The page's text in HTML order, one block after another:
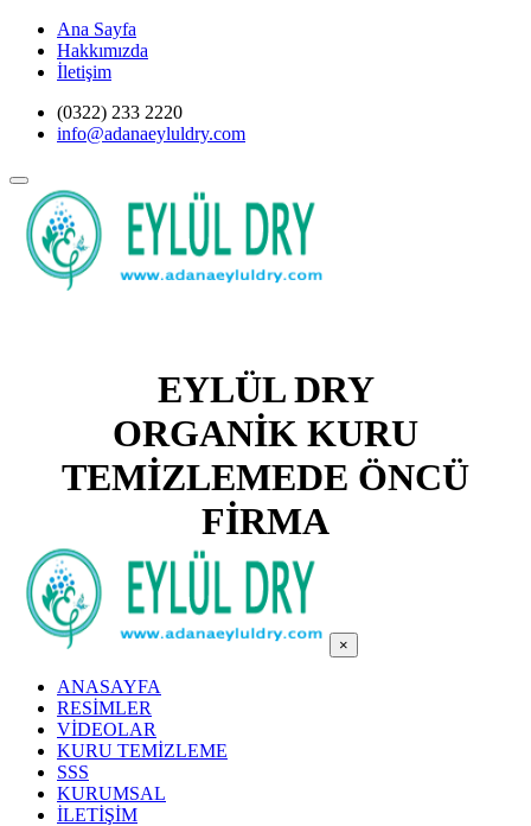
Ana Sayfa
Hakkımızda
İletişim
(0322) 233 2220
info@adanaeyluldry.com
EYLÜL DRY
ORGANİK KURU
TEMİZLEMEDE ÖNCÜ
FİRMA
×
ANASAYFA
RESİMLER
VİDEOLAR
KURU TEMİZLEME
SSS
KURUMSAL
İLETİŞİM